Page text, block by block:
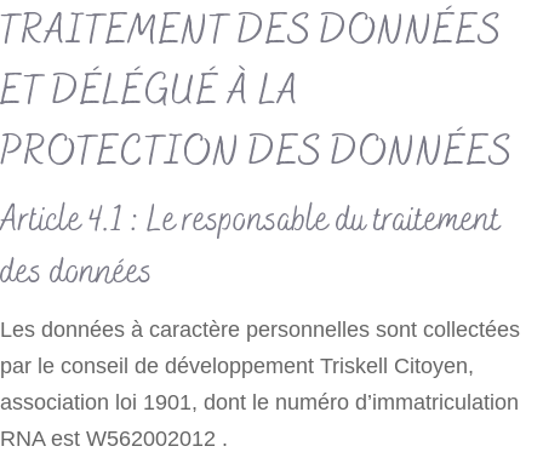
TRAITEMENT DES DONNÉES
ET DÉLÉGUÉ À LA
PROTECTION DES DONNÉES
Article 4.1 : Le responsable du traitement
des données
Les données à caractère personnelles sont collectées
par le conseil de développement Triskell Citoyen,
association loi 1901, dont le numéro d’immatriculation
RNA est W562002012 .